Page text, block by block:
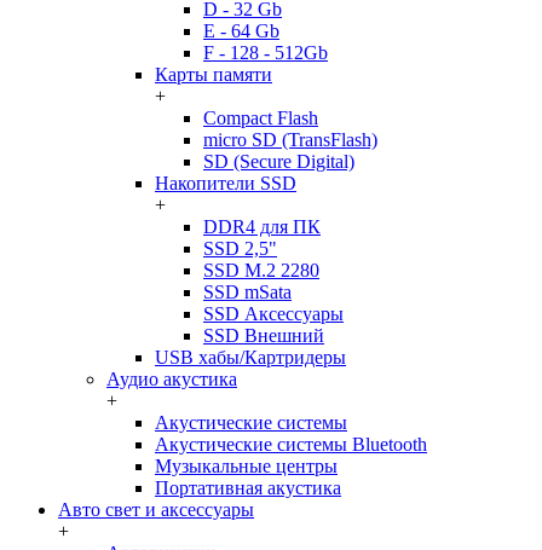
D - 32 Gb
E - 64 Gb
F - 128 - 512Gb
Карты памяти
+
Compact Flash
micro SD (TransFlash)
SD (Secure Digital)
Накопители SSD
+
DDR4 для ПК
SSD 2,5"
SSD M.2 2280
SSD mSata
SSD Аксессуары
SSD Внешний
USB хабы/Картридеры
Аудио акустика
+
Акустические системы
Акустические системы Bluetooth
Музыкальные центры
Портативная акустика
Авто свет и аксессуары
+